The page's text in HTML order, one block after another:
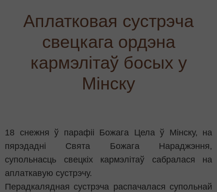
Аплатковая сустрэча
свецкага ордэна
кармэлітаў босых у
Мінску
18 снежня ў парафіі Божага Цела ў Мінску, на
пярэдадні Свята Божага Нараджэння,
супольнасць свецкіх кармэлітаў сабралася на
аплаткавую сустрэчу.
Перадкалядная сустрэча распачалася супольнай